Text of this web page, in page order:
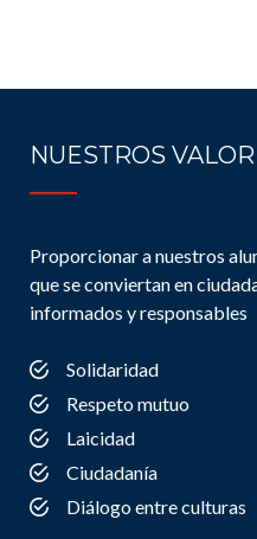
NUESTROS
Proporcionar a nuestros
que se conviertan en
informados y responsables
Solidaridad
Respeto mutuo
Laicidad
Ciudadanía
Diálogo entre culturas